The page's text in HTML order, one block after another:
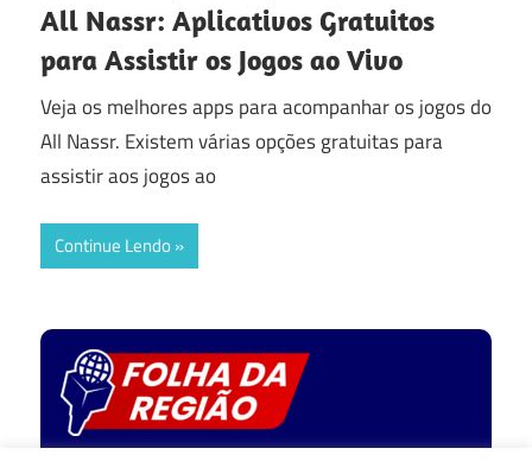
All Nassr: Aplicativos Gratuitos
para Assistir os Jogos ao Vivo
Veja os melhores apps para acompanhar os jogos do
All Nassr. Existem várias opções gratuitas para
assistir aos jogos ao
Continue Lendo